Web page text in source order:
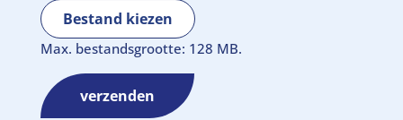
Bestand kiezen
Max. bestandsgrootte: 128 MB.
verzenden